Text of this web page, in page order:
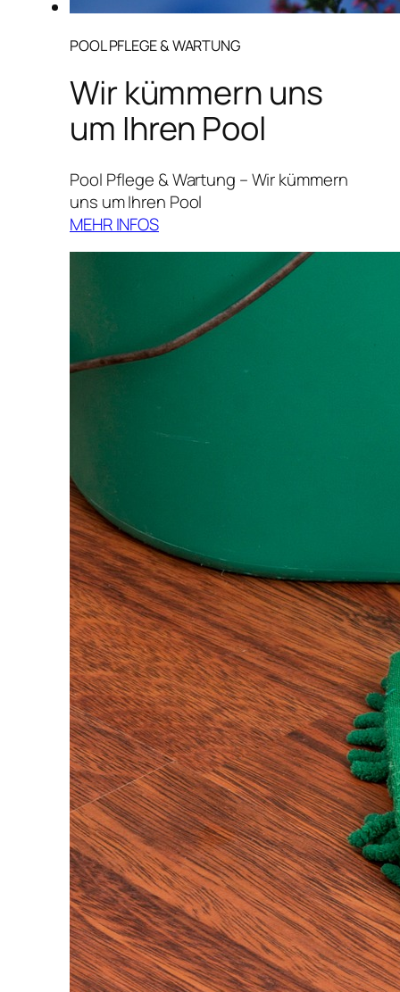
POOL PFLEGE & WARTUNG
Wir kümmern uns
um Ihren Pool
Pool Pflege & Wartung – Wir kümmern
uns um Ihren Pool
MEHR INFOS